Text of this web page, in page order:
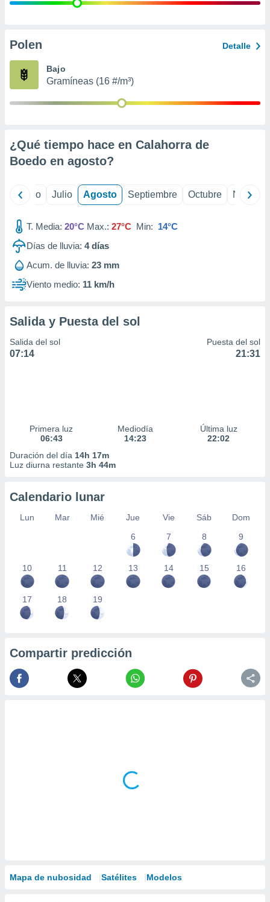
publicidad
de
Polen Detalle
Bajo
Gramíneas (16 #/m³)
¿Qué tiempo hace en Calahorra de
Boedo en agosto?
Junio Julio Agosto Septiembre Octubre
T. Media: 20°C Max.: 27°C Min: 14°C
Días de lluvia: 4días
Acum. de lluvia: 23 mm
Viento medio: 11 km/h
Salida y Puesta del sol
Salida del sol
07:14
Puesta del sol
21:31
Primera luz
06:43
Mediodía
14:23
Última luz
22:02
Duración del día 14h 17m
Luz diurna restante 3h 44m
Calendario lunar
Lun Mar Mié Jue Vie Sáb
Dom
6
7 8 9
10 11 12 13 14 15 16
17 18 19
Compartir predicción
Mapa de nubosidad Satélites Modelos